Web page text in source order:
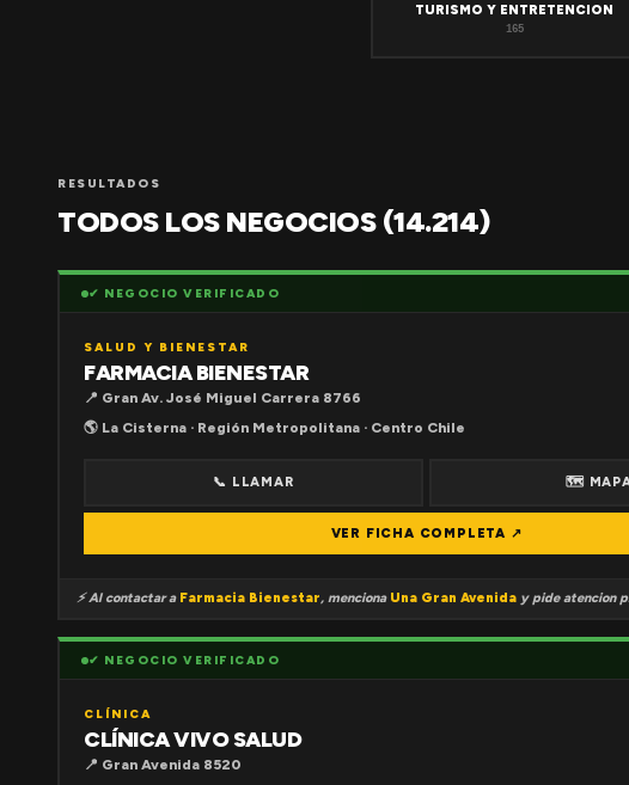
TURISMO Y ENTRETENCION
165
RESULTADOS
TODOS LOS NEGOCIOS (14.214)
✔ NEGOCIO VERIFICADO
SALUD Y BIENESTAR
FARMACIA BIENESTAR
📍 Gran Av. José Miguel Carrera 8766
🌎 La Cisterna · Región Metropolitana · Centro Chile
📞 LLAMAR 🗺
VER FICHA COMPLETA ↗
⚡ Al contactar a Farmacia Bienestar, menciona Una Gran Avenida y pide atencion
✔ NEGOCIO VERIFICADO
CLÍNICA
CLÍNICA VIVO SALUD
📍 Gran Avenida 8520